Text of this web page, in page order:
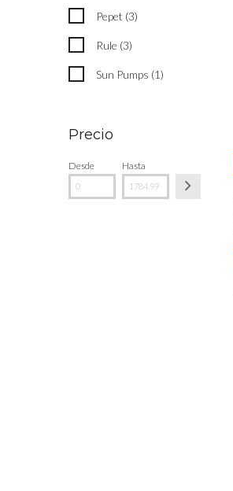
Pepet (3)
Rule (3)
Sun Pumps (1)
Precio
Desde Hasta